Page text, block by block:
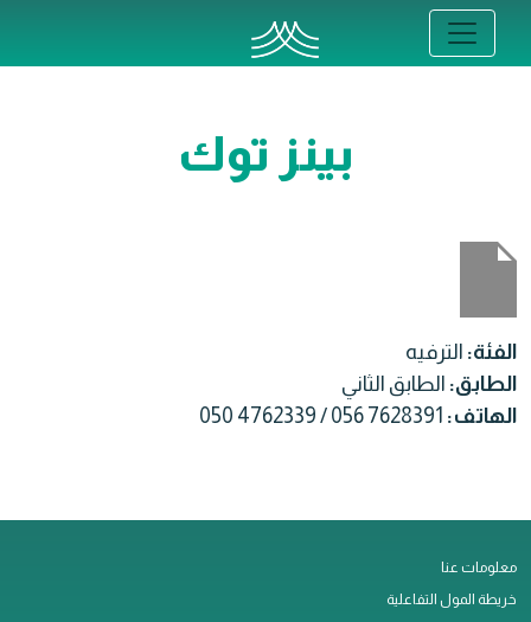
بينز توك
الفئة: الترفيه
الطابق: الطابق الثاني
الهاتف: 050 4762339 / 056 7628391
معلومات عنا
خريطة المول التفاعلية